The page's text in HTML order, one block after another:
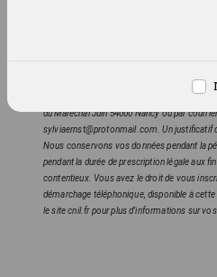
d’une autorité de contrôle, ainsi que
mortem. Vous pouvez exercer ces droits
du Maréchal Juin 54000 Nancy ou par
sylviaernst@protonmail.com. Un justificatif
Nous conservons vos données pendant la
pendant la durée de prescription légale aux
contentieux. Vous avez le droit de vous
démarchage téléphonique, disponible à
le site cnil.fr pour plus d’informations sur